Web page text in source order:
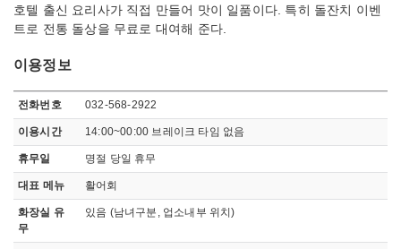
호텔 출신 요리사가 직접 만들어 맛이 일품이다. 특히 돌잔치 이벤
트로 전통 돌상을 무료로 대여해 준다.
이용정보
전화번호 032-568-2922
이용시간 14:00~00:00 브레이크 타임 없음
휴무일 명절 당일 휴무
대표 메뉴 활어회
화장실 유
무
있음 (남녀구분, 업소내부 위치)